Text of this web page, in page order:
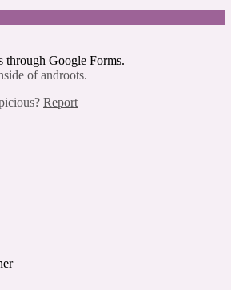
through Google Forms.
of androots.
Report